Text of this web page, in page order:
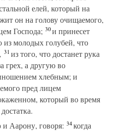
елей, который на
он на голову очищаемого,
Господа; 30и принесет
из молодых голубей, что
31из того, что достанет рука
грех, а другую во
хлебным; и
пред лицем
который во время
Аарону, говоря: 34когда